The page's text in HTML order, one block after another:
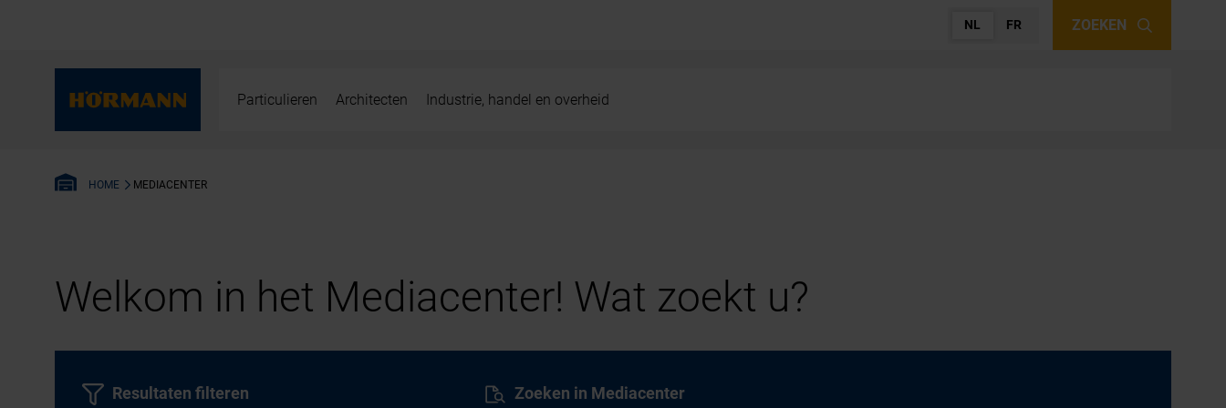
NL FR ZOEKEN
Particulieren Architecten Industrie, handel en overheid
HOME MEDIACENTER
Welkom in het Mediacenter! Wat zoekt u?
Zoeken in Mediacenter
Resultaten filteren